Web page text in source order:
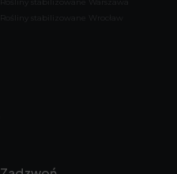
Rośliny stabilizowane Warszawa
Rośliny stabilizowane Wrocław